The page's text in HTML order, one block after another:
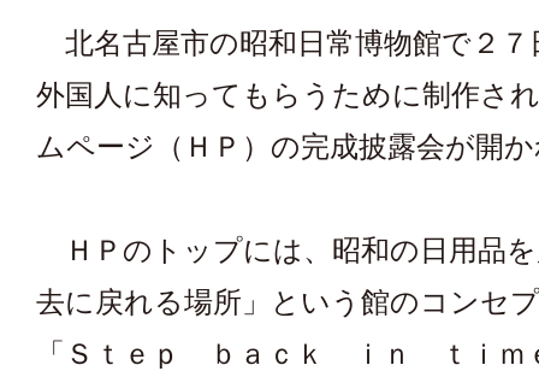
北名古屋市の昭和日常博物館で２７
外国人に知ってもらうために制作さ
ムページ（ＨＰ）の完成披露会が開
ＨＰのトップには、昭和の日用品
去に戻れる場所」という館のコンセ
「Ｓｔｅｐ ｂａｃｋ ｉｎ ｔｉｍ